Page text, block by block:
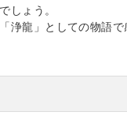
しょう。
浄龍」としての物語で